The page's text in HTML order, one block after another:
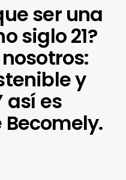
ser una
siglo 21?
y
así es